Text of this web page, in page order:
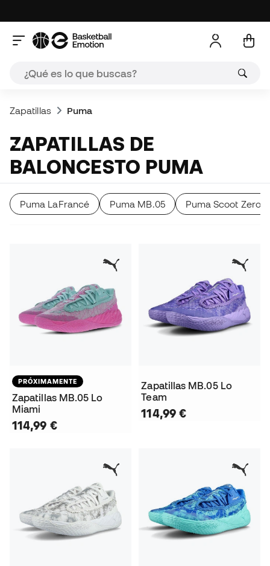
Zapatillas Puma
ZAPATILLAS DE
BALONCESTO PUMA
Puma LaFrancé Puma MB.05 Puma Scoot Zeros
PRÓXIMAMENTE
Zapatillas MB.05 Lo
Miami
114,99 €
Zapatillas MB.05 Lo
Team
114,99 €